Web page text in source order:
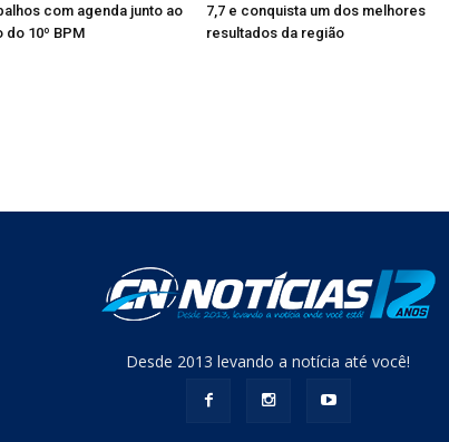
com agenda junto ao
do 10º BPM
7,7 e conquista um dos melhores
resultados da região
Desde 2013 levando a notícia até você!